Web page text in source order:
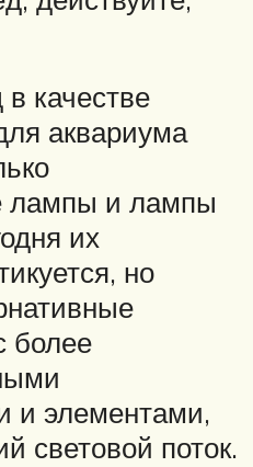
качестве
аквариума
лампы и лампы
их
но
более
и элементами,
поток.